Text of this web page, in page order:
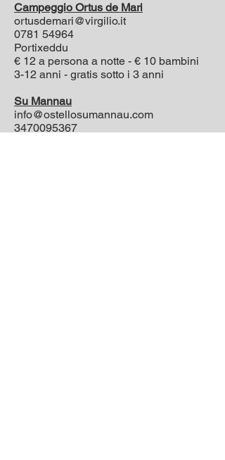
Campeggio Ortus de Mari
ortusdemari@virgilio.it
0781 54964
Portixeddu
€ 12 a persona a notte - € 10 bambini
3-12 anni - gratis sotto i 3 anni
Su Mannau
info@ostellosumannau.com
3470095367